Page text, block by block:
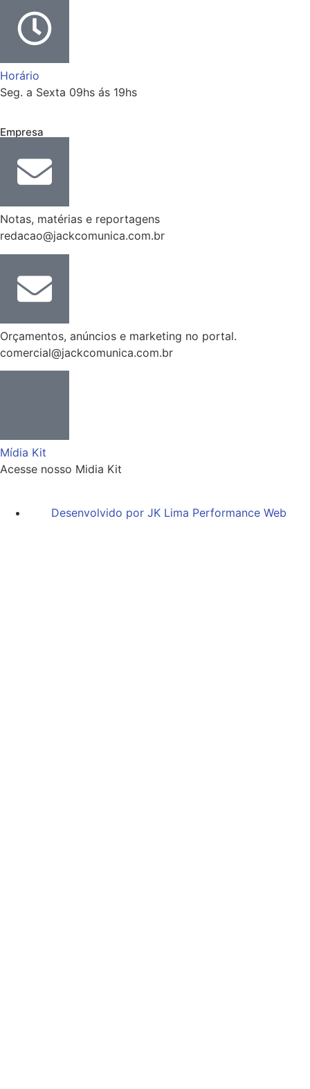
Horário
Seg. a Sexta 09hs ás 19hs
Empresa
Notas, matérias e reportagens
redacao@jackcomunica.com.br
Orçamentos, anúncios e marketing no portal.
comercial@jackcomunica.com.br
Mídia Kit
Acesse nosso Midia Kit
Desenvolvido por JK Lima Performance Web